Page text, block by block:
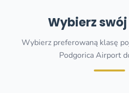
Wybierz
Wybierz preferowaną klasę
Podgorica Airport